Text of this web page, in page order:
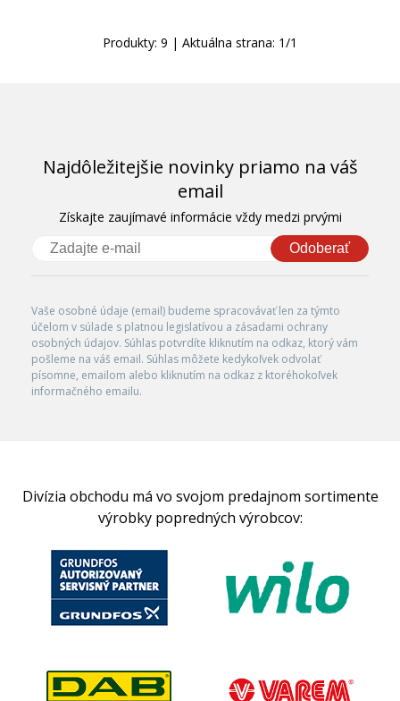
Produkty: 9 | Aktuálna strana: 1/1
Najdôležitejšie novinky priamo na váš
email
Získajte zaujímavé informácie vždy medzi prvými
Odoberať
Vaše osobné údaje (email) budeme spracovávať len za týmto
účelom v súlade s platnou legislatívou a zásadami ochrany
osobných údajov. Súhlas potvrdíte kliknutím na odkaz, ktorý vám
pošleme na váš email. Súhlas môžete kedykoľvek odvolať
písomne, emailom alebo kliknutím na odkaz z ktoréhokoľvek
informačného emailu.
Divízia obchodu má vo svojom predajnom sortimente
výrobky popredných výrobcov: